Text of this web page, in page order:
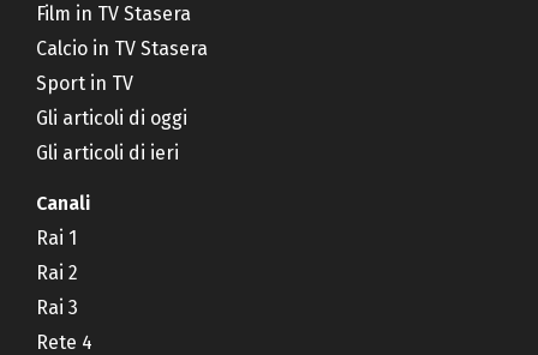
Film in TV Stasera
Calcio in TV Stasera
Sport in TV
Gli articoli di oggi
Gli articoli di ieri
Canali
Rai 1
Rai 2
Rai 3
Rete 4